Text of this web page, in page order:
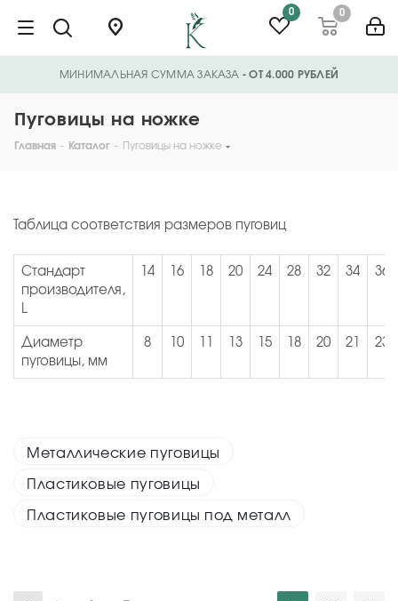
0 0
МИНИМАЛЬНАЯ СУММА ЗАКАЗА - ОТ 4.000 РУБЛЕЙ
Пуговицы на ножке
Главная - Каталог - Пуговицы на ножке
Таблица соответствия размеров пуговиц
Стандарт
производителя,
L
14 16 18 20 24 28 32 34 36
Диаметр
пуговицы, мм
8 10 13 15 18 20 21 23
Металлические пуговицы
Пластиковые пуговицы
Пластиковые пуговицы под металл